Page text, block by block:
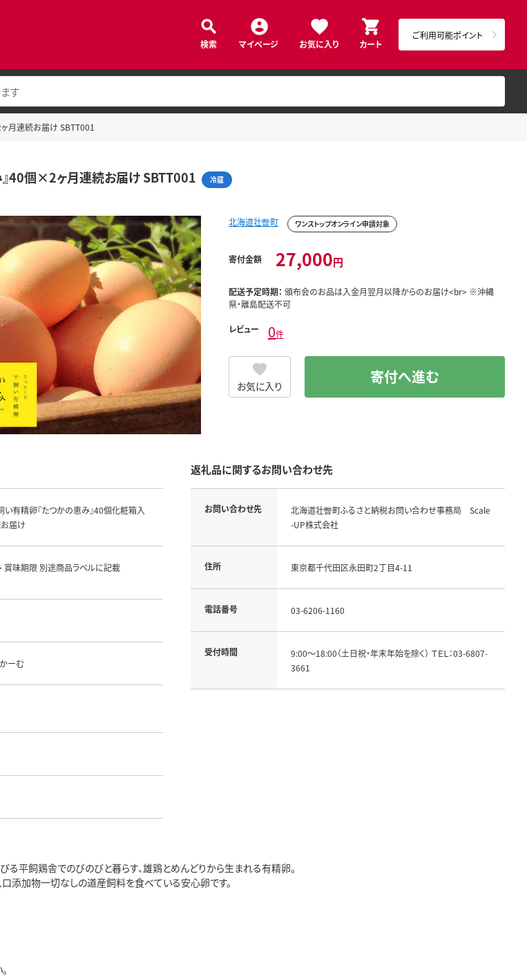
検索 マイページ お気に入り カート
ご利用可能ポイント
月連続お届け SBTT001
40個×2ヶ月連続お届け SBTT001 冷蔵
北海道壮瞥町 ワンストップオンライン申請対象
寄付金額 27,000円
配送予定時期： 頒布会のお品は入金月翌月以降からのお届け<br> ※沖縄
県・離島配送不可
レビュー 0件
お気に入り 寄付へ進む
い有精卵『たつかの恵み』40個化粧箱入
届け
賞味期限 別途商品ラベルに記載
ーむ
返礼品に関するお問い合わせ先
お問い合わせ先
北海道壮瞥町ふるさと納税お問い合わせ事務局 Scale
-UP株式会社
住所 東京都千代田区永田町2丁目4-11
電話番号 03-6206-1160
受付時間
9:00～18:00（土日祝・年末年始を除く） ＴＥＬ：03-6807-
3661
平飼鶏舎でのびのびと暮らす、雄鶏とめんどりから生まれる有精卵。
添加物一切なしの道産飼料を食べている安心卵です。